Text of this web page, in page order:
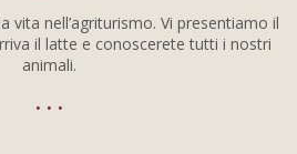
vita nell’agriturismo. Vi presentiamo il
il latte e conoscerete tutti i nostri
animali.
. . .